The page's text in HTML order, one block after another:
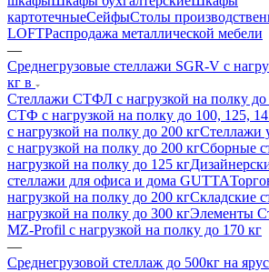
картотечныеСейфыСтолы
LOFTРаспродажа металлической мебели
—
Среднегрузовые стеллажи SGR-V с
кг в
Стеллажи СТФЛ с нагрузкой на полку до
СТФ с нагрузкой на полку до 100, 125,
с нагрузкой на полку до 200 кгСтеллажи
с нагрузкой на полку до 200 кгСборные
нагрузкой на полку до 125 кг
стеллажи для офиса и дома GUTTA
нагрузкой на полку до 200 кгСкладские
нагрузкой на полку до 300 кгЭлементы
MZ-Profil с нагрузкой на полку до 170 кг
—
Среднегрузовой стеллаж до 500кг на